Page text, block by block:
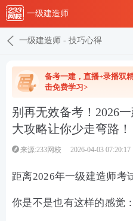
一级建造师
一级建造师 - 技巧心得
备考一建，直播+录播双
击免费学习>
别再无效备考！2026
大攻略让你少走弯路！
来源:233网校 2026-04-03 07:20:17
距离2026年一级建造师考
你是不是也有这样的感觉：